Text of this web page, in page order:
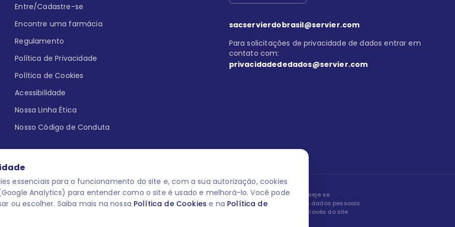
essenciais para o funcionamento do site e, com a sua autorização, cookies
Analytics) para entender como o site é usado e melhorá-lo. Você pode
ou escolher. Saiba mais na nossa Política de Cookies e na Política de
Entre/Cadastre-se
Encontre uma farmácia
Regulamento
Política de Privacidade
Política de Cookies
Acessibilidade
Nossa Linha Ética
Nosso Código de Conduta
sacservierdobrasil@servier.com
Para solicitações de privacidade de dados entrar em
contato com:
privacidadededados@servier.com
aqui uma reação adversa com
para o público leigo e para os
medicamentos. M-AS ONE-
O laboratório Servier do Brasil respeita os seus dados! Caso deseje se
descredenciar do Programa e apagar, editar ou corrigir os seus dados pessoais
você pode fazê-lo a qualquer momento entrando em contato através do site